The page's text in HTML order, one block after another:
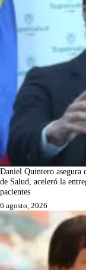
Daniel Quintero asegura
de Salud, aceleró la
pacientes
6 agosto, 2026